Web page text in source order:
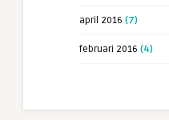
april 2016 (7)
februari 2016 (4)